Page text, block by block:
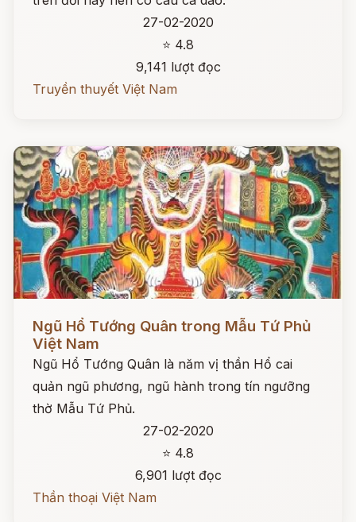
27-02-2020
⭐ 4.8
9,141 lượt đọc
Truyền thuyết Việt Nam
Ngũ Hổ Tướng Quân trong Mẫu Tứ Phủ
Việt Nam
Ngũ Hổ Tướng Quân là năm vị thần Hổ cai
quản ngũ phương, ngũ hành trong tín ngưỡng
thờ Mẫu Tứ Phủ.
27-02-2020
⭐ 4.8
6,901 lượt đọc
Thần thoại Việt Nam